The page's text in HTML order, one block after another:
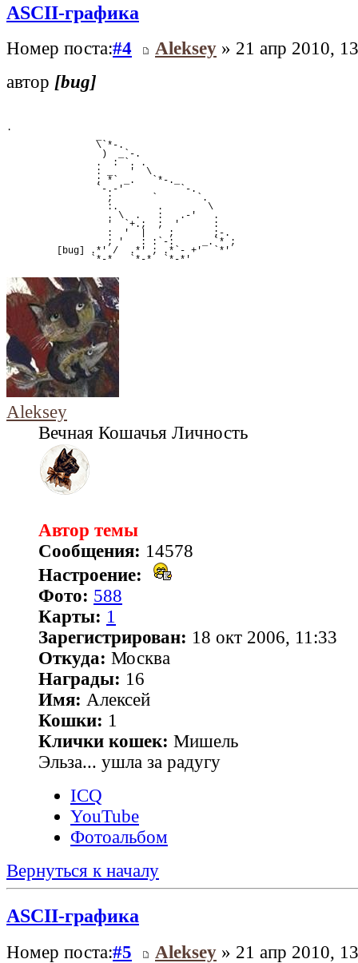
ASCII-графика
Номер поста:#4 Aleksey » 21 апр 2010,
автор [bug]
.
                \`*-.
                 )  _`-.
                .  : `. .
                : _   '  \
                ; *` _.   `*-._
                `-.-'          `-.
                  ;       `       `.
                  :.       .        \
                  . \  .   :   .-'   .
                  '  `+.;  ;  '      :
                  :  '  |    ;       ;-.
                  ; '   : :`-:     _.`* ;
         [bug] .*' /  .*' ; .*`- +'  `*'
               `*-*   `*-*  `*-*'
Aleksey
Вечная Кошачья Личность
Автор темы
Сообщения: 14578
Настроение:
Фото: 588
Карты: 1
Зарегистрирован: 18 окт 2006, 11:33
Откуда: Москва
Награды: 16
Имя: Алексей
Кошки: 1
Клички кошек: Мишель
Эльза... ушла за радугу
ICQ
YouTube
Фотоальбом
Вернуться к началу
ASCII-графика
Номер поста:#5 Aleksey » 21 апр 2010,